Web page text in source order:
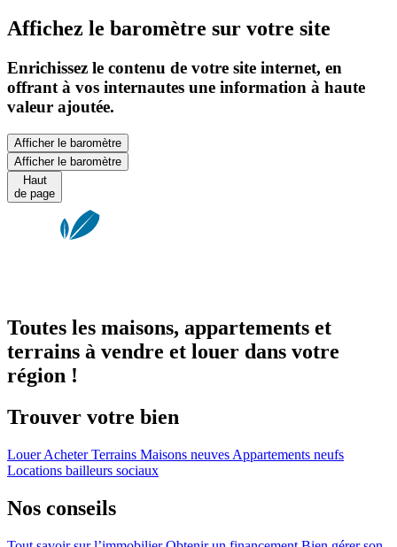
Affichez le baromètre sur votre site
Enrichissez le contenu de votre site internet, en
offrant à vos internautes une information à haute
valeur ajoutée.
Afficher le baromètre
Afficher le baromètre
Haut
de page
Toutes les maisons, appartements et
terrains à vendre et louer dans votre
région !
Trouver votre bien
LouerAcheterTerrains Maisons neuves Appartements neufs
Locations bailleurs sociaux
Nos conseils